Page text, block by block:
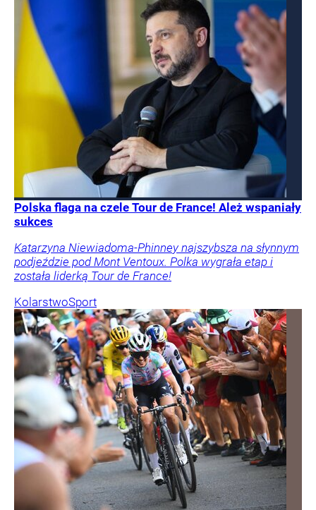
Polska flaga na czele Tour de France! Ależ wspaniały
sukces
Katarzyna Niewiadoma-Phinney najszybsza na słynnym
podjeździe pod Mont Ventoux. Polka wygrała etap i
została liderką Tour de France!
KolarstwoSport